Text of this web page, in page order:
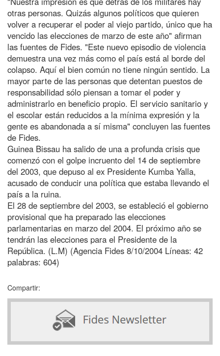
otras personas. Quizás algunos políticos que quieren
volver a recuperar el poder al viejo partido, único que ha
vencido las elecciones de marzo de este año" afirman
las fuentes de Fides. "Este nuevo episodio de violencia
demuestra una vez más como el país está al borde del
colapso. Aquí el bien común no tiene ningún sentido. La
mayor parte de las personas que detentan puestos de
responsabilidad sólo piensan a tomar el poder y
administrarlo en beneficio propio. El servicio sanitario y
el escolar están reducidos a la mínima expresión y la
gente es abandonada a sí misma" concluyen las fuentes
de Fides.
Guinea Bissau ha salido de una a profunda crisis que
comenzó con el golpe incruento del 14 de septiembre
del 2003, que depuso al ex Presidente Kumba Yalla,
acusado de conducir una política que estaba llevando el
país a la ruina.
El 28 de septiembre del 2003, se estableció el gobierno
provisional que ha preparado las elecciones
parlamentarias en marzo del 2004. El próximo año se
tendrán las elecciones para el Presidente de la
República. (L.M) (Agencia Fides 8/10/2004 Líneas: 42
palabras: 604)
Compartir: